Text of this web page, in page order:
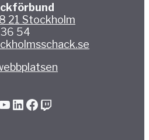
21 Stockholm
54
LinkedIn Facebook Twitch